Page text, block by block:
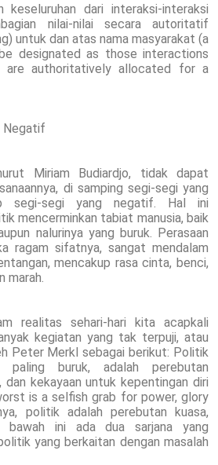
keseluruhan dari interaksi-interaksi
nilai-nilai secara autoritatif
untuk dan atas nama masyarakat (a
designated as those interactions
are authoritatively allocated for a
Negatif
Miriam Budiardjo, tidak dapat
di samping segi-segi yang
segi-segi yang negatif. Hal ini
mencerminkan tabiat manusia, baik
nalurinya yang buruk. Perasaan
ragam sifatnya, sangat mendalam
mencakup rasa cinta, benci,
marah.
realitas sehari-hari kita acapkali
kegiatan yang tak terpuji, atau
Peter Merkl sebagai berikut: Politik
buruk, adalah perebutan
dan kekayaan untuk kepentingan diri
is a selfish grab for power, glory
politik adalah perebutan kuasa,
ini ada dua sarjana yang
yang berkaitan dengan masalah